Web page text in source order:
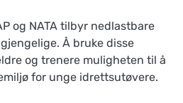
og NATA tilbyr nedlastbare
Å bruke disse
og trenere muligheten til å
for unge idrettsutøvere.